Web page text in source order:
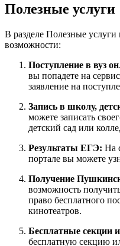
Полезные услуги
В разделе Полезные
возможности:
Поступление в вуз
вы попадете на
заявление на
Запись в школу,
можете записать
детский сад или
Результаты ЕГЭ: На
портале вы можете
Получение
возможность
право бесплатного
кинотеатров.
Бесплатные секции
бесплатную секцию